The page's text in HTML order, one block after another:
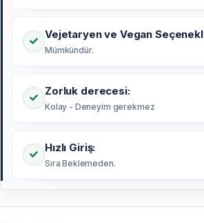
Vejetaryen ve Vegan
Mümkündür.
Zorluk derecesi:
Kolay - Deneyim gerekmez
Hızlı Giriş:
Sıra Beklemeden.